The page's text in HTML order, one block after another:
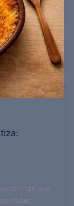
más que